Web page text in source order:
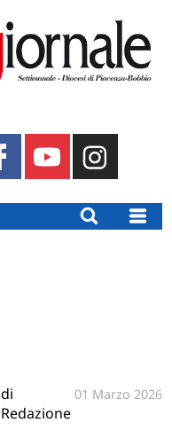
di
Redazione
01 Marzo 2026